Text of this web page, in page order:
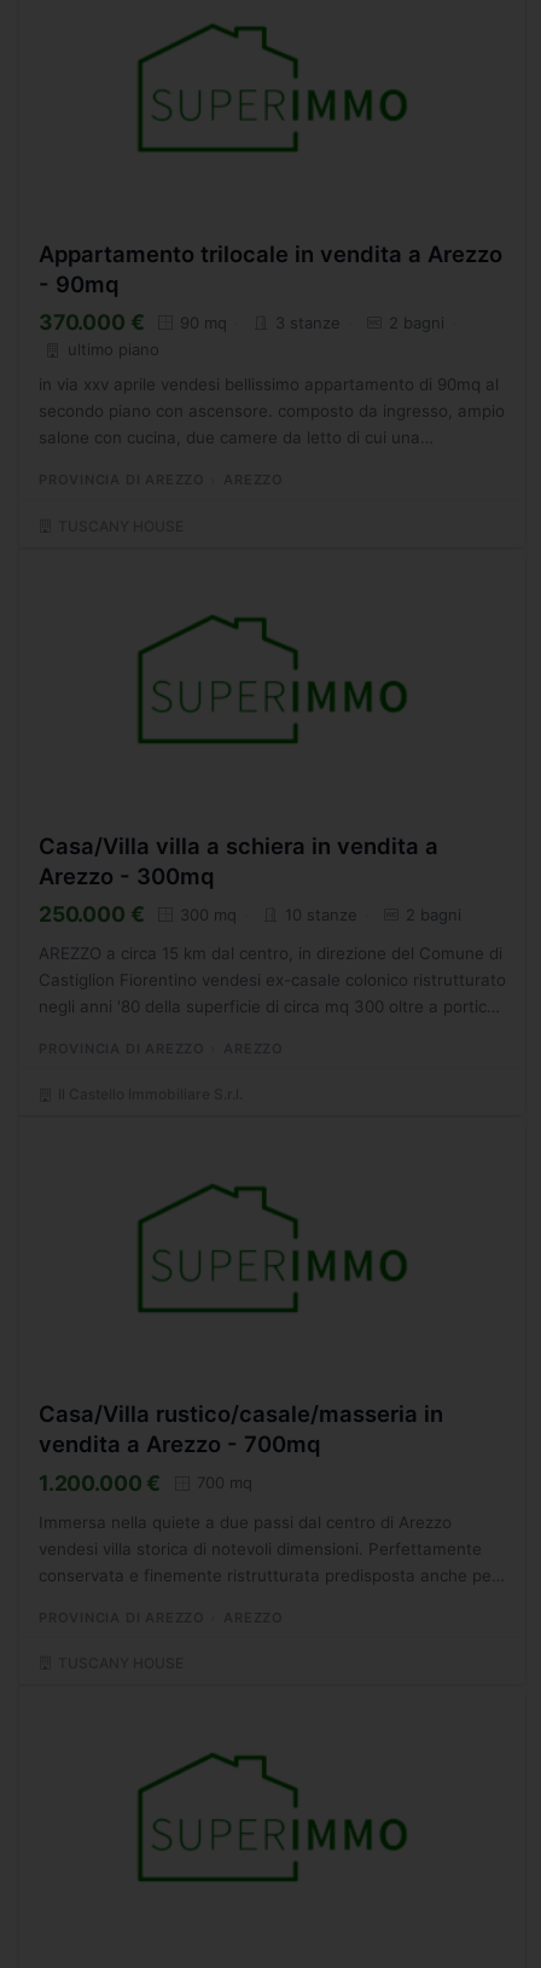
Appartamento trilocale in vendita a Arezzo
- 90mq
370.000 € 90 mq 3 stanze
2 bagni
ultimo piano
in via xxv aprile vendesi bellissimo appartamento di 90mq al
secondo piano con ascensore. composto da ingresso, ampio
salone con cucina, due camere da letto di cui una
Casa/Villa villa a schiera in vendita a
Arezzo - 300mq
250.000 € 300 mq 10 stanze 2 bagni
AREZZO a circa 15 km dal centro, in direzione del Comune di
Castiglion Fiorentino vendesi ex-casale colonico ristrutturato
negli anni '80 della superficie di circa mq 300 oltre a portico
Casa/Villa rustico/casale/masseria in
vendita a Arezzo - 700mq
1.200.000 € 700 mq
Immersa nella quiete a due passi dal centro di Arezzo
vendesi villa storica di notevoli dimensioni. Perfettamente
conservata e finemente ristrutturata predisposta anche per